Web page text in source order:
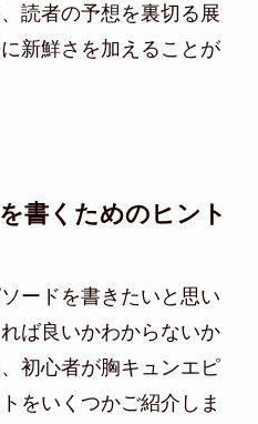
読者の予想を裏切る展
新鮮さを加えることが
書くためのヒント
ードを書きたいと思い
ば良いかわからないか
初心者が胸キュンエピ
をいくつかご紹介しま